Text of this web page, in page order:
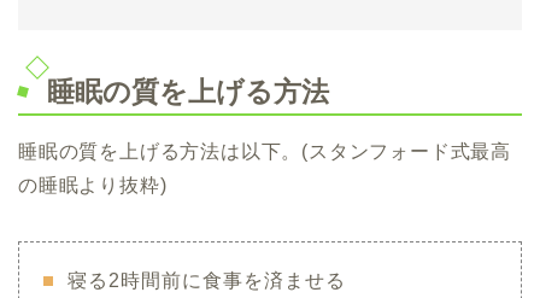
睡眠の質を上げる方法
睡眠の質を上げる方法は以下。(スタンフォード式最高
の睡眠より抜粋)
寝る2時間前に食事を済ませる